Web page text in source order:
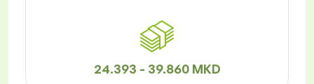
24.393 - 39.860 MKD